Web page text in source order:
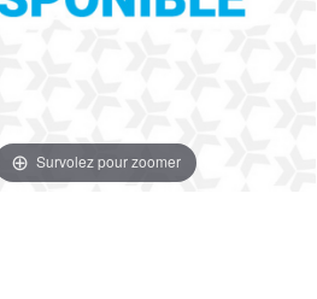
Survolez pour zoomer